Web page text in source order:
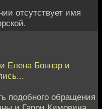
отсутствует имя
Елена Боннэр и
подобного обращения